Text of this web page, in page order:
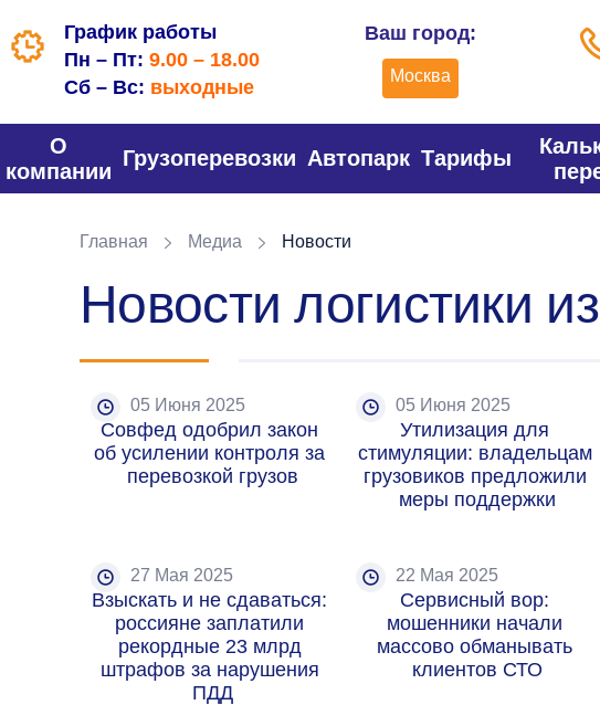
График работы
Пн – Пт: 9.00 – 18.00
Сб – Вс: выходные
Ваш город:
Москва
О
компании
Грузоперевозки Автопарк Тарифы
Главная Медиа Новости
Новости логистики
05 Июня 2025
Совфед одобрил закон
об усилении контроля за
перевозкой грузов
05 Июня 2025
Утилизация для
стимуляции: владельцам
грузовиков предложили
меры поддержки
27 Мая 2025
Взыскать и не сдаваться:
россияне заплатили
рекордные 23 млрд
штрафов за нарушения
ПДД
22 Мая 2025
Сервисный вор:
мошенники начали
массово обманывать
клиентов СТО